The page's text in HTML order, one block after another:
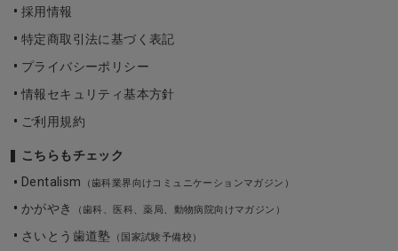
採用情報
特定商取引法に基づく表記
プライバシーポリシー
情報セキュリティ基本方針
ご利用規約
こちらもチェック
Dentalism
（歯科業界向けコミュニケーションマガジン）
かがやき （歯科、医科、薬局、動物病院向けマガジン）
さいとう歯道塾 （国家試験予備校）